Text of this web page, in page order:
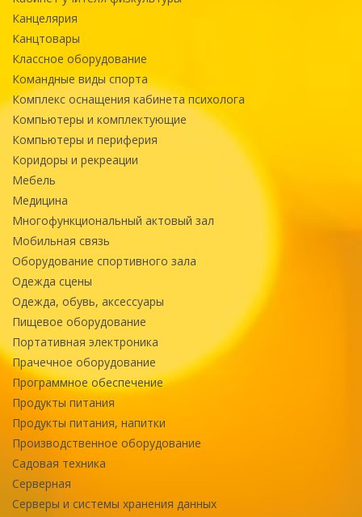
Канцелярия
Канцтовары
Классное оборудование
Командные виды спорта
Комплекс оснащения кабинета психолога
Компьютеры и комплектующие
Компьютеры и периферия
Коридоры и рекреации
Мебель
Медицина
Многофункциональный актовый зал
Мобильная связь
Оборудование спортивного зала
Одежда сцены
Одежда, обувь, аксессуары
Пищевое оборудование
Портативная электроника
Прачечное оборудование
Программное обеспечение
Продукты питания
Продукты питания, напитки
Производственное оборудование
Садовая техника
Серверная
Серверы и системы хранения данных